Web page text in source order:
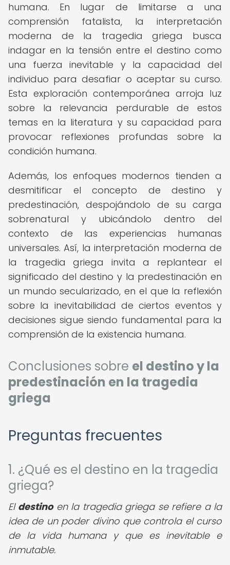
humana. En lugar de limitarse a una
comprensión fatalista, la interpretación
moderna de la tragedia griega busca
indagar en la tensión entre el destino como
una fuerza inevitable y la capacidad del
individuo para desafiar o aceptar su curso.
Esta exploración contemporánea arroja luz
sobre la relevancia perdurable de estos
temas en la literatura y su capacidad para
provocar reflexiones profundas sobre la
condición humana.
Además, los enfoques modernos tienden a
desmitificar el concepto de destino y
predestinación, despojándolo de su carga
sobrenatural y ubicándolo dentro del
contexto de las experiencias humanas
universales. Así, la interpretación moderna de
la tragedia griega invita a replantear el
significado del destino y la predestinación en
un mundo secularizado, en el que la reflexión
sobre la inevitabilidad de ciertos eventos y
decisiones sigue siendo fundamental para la
comprensión de la existencia humana.
Conclusiones sobre el destino y la
predestinación en la tragedia
griega
Preguntas frecuentes
1. ¿Qué es el destino en la tragedia
griega?
El destinoen la tragedia griega se refiere a la
idea de un poder divino que controla el curso
de la vida humana y que es inevitable e
inmutable.